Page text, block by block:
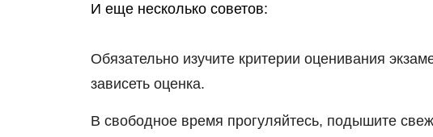
И еще несколько советов:
Обязательно изучите критерии оценивания
зависеть оценка.
В свободное время прогуляйтесь, подышите